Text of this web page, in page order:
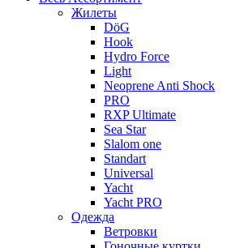
Жилеты
DöG
Hook
Hydro Force
Light
Neoprene Anti Shock
PRO
RXP Ultimate
Sea Star
Slalom one
Standart
Universal
Yacht
Yacht PRO
Одежда
Ветровки